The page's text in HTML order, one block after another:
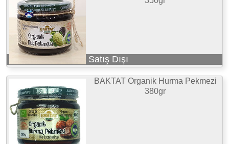
Satış Dışı
BAKTAT Organik Hurma Pekmezi
380gr